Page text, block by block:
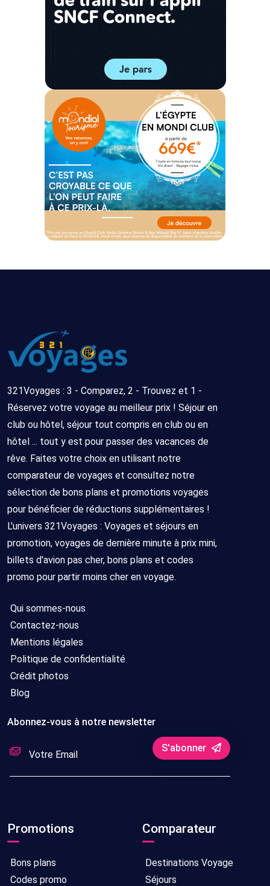
321Voyages : 3 - Comparez, 2 - Trouvez et 1 -
Réservez votre voyage au meilleur prix ! Séjour en
club ou hôtel, séjour tout compris en club ou en
hôtel ... tout y est pour passer des vacances de
rêve. Faites votre choix en utilisant notre
comparateur de voyages et consultez notre
sélection de bons plans et promotions voyages
pour bénéficier de réductions supplémentaires !
L'univers 321Voyages : Voyages et séjours en
promotion, voyages de dernière minute à prix mini,
billets d'avion pas cher, bons plans et codes
promo pour partir moins cher en voyage.
Qui sommes-nous
Contactez-nous
Mentions légales
Politique de confidentialité
Crédit photos
Blog
Abonnez-vous à notre newsletter
S'abonner
Promotions
Bons plans
Codes promo
Comparateur
Destinations Voyage
Séjours